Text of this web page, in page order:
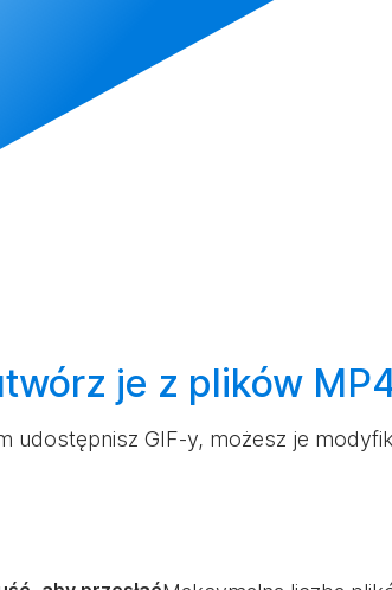
je z plików
udostępnisz GIF-y, możesz je